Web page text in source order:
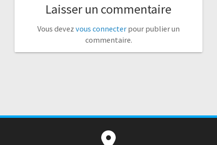
Laisser un commentaire
Vous devez vous connecter pour publier un
commentaire.